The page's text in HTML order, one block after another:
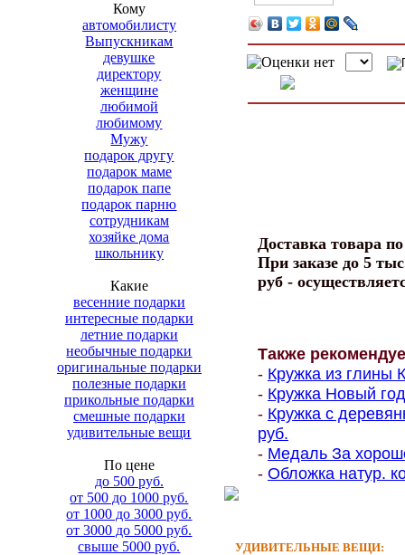
Кому
автомобилисту
Выпускникам
девушке
директору
женщине
любимой
любимому
Мужу
подарок другу
подарок маме
подарок папе
подарок парню
сотрудникам
хозяйке дома
школьнику
Какие
весенние подарки
интересные подарки
летние подарки
необычные подарки
оригинальные подарки
полезные подарки
прикольные подарки
смешные подарки
удивительные вещи
По цене
до 500 руб.
от 500 до 1000 руб.
от 1000 до 3000 руб.
от 3000 до 5000 руб.
свыше 5000 руб.
Доставка товара
При заказе до 5
руб -
Также
- Кружка из глины
- Кружка Новый
- Кружка с
руб.
- Медаль За
- Обложка натур.
УДИВИТЕЛЬНЫЕ ВЕЩИ: